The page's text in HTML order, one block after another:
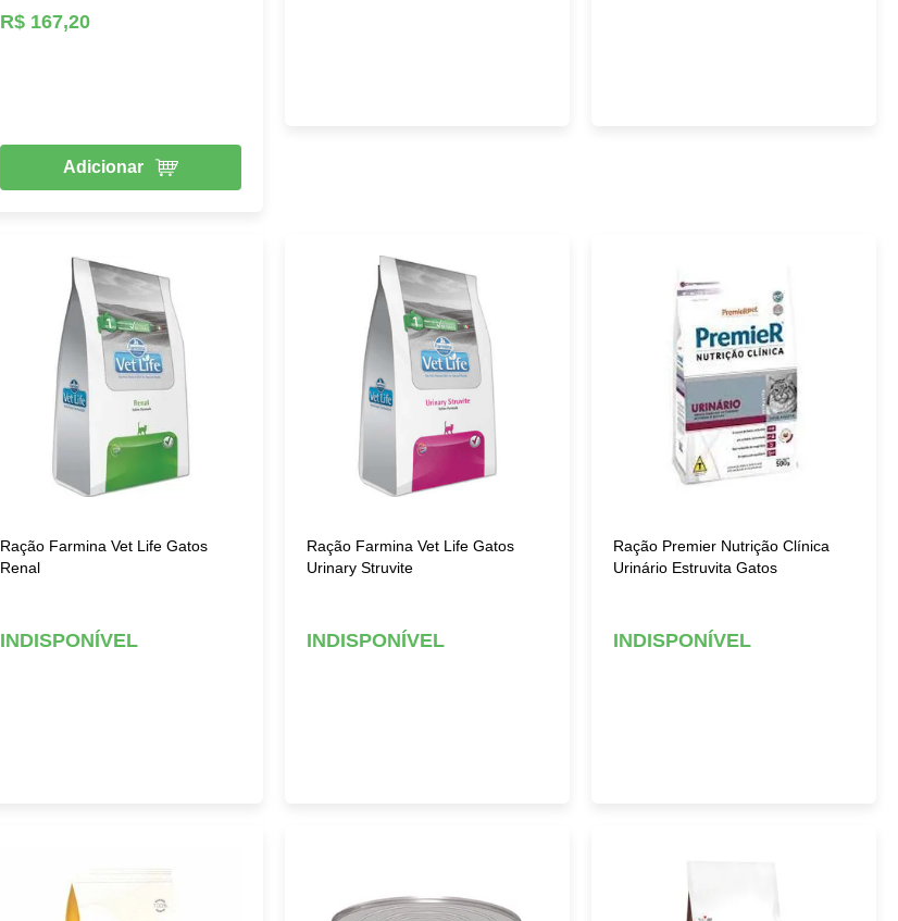
R$ 167,20
Adicionar
Ração Farmina Vet Life Gatos
Renal
INDISPONÍVEL
Ração Farmina Vet Life Gatos
Urinary Struvite
INDISPONÍVEL
Ração Premier Nutrição Clínica
Urinário Estruvita Gatos
INDISPONÍVEL